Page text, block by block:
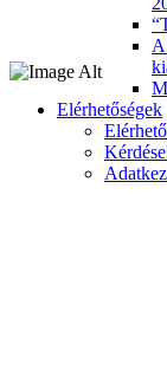
Elérhetőségek